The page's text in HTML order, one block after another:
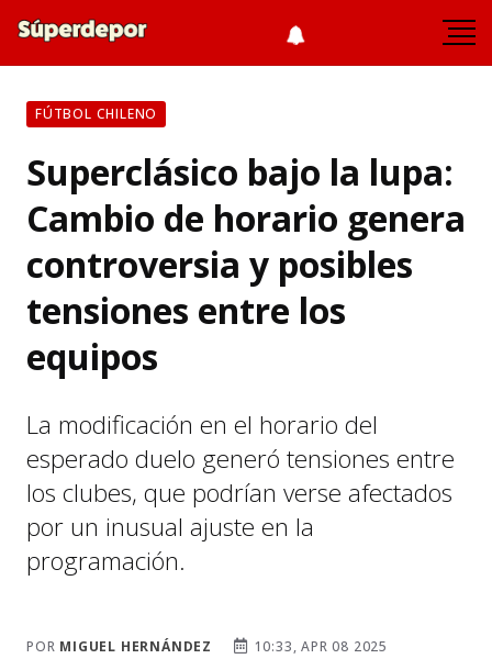
FÚTBOL CHILENO
Superclásico bajo la lupa:
Cambio de horario genera
controversia y posibles
tensiones entre los
equipos
La modificación en el horario del
esperado duelo generó tensiones entre
los clubes, que podrían verse afectados
por un inusual ajuste en la
programación.
POR MIGUEL HERNÁNDEZ
10:33, APR 08 2025